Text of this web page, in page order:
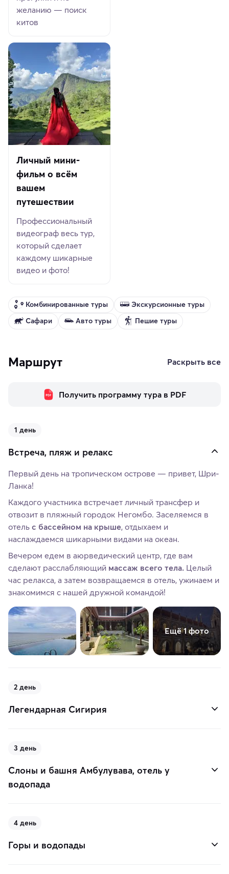
желанию — поиск
китов
Личный мини-
фильм о всём
вашем
путешествии
Профессиональный
видеограф весь тур,
который сделает
каждому шикарные
видео и фото!
Комбинированные туры
Экскурсионные туры
Сафари
Авто туры Пешие туры
Маршрут Раскрыть все
Получить программу тура в PDF
1 день
Встреча, пляж и релакс
Первый день на тропическом острове — привет, Шри-
Ланка!
Каждого участника встречает личный трансфер и
отвозит в пляжный городок Негомбо. Заселяемся в
отель с бассейном на крыше, отдыхаем и
наслаждаемся шикарными видами на океан.
Вечером едем в аюрведический центр, где вам
сделают расслабляющий массаж всего тела. Целый
час релакса, а затем возвращаемся в отель, ужинаем и
знакомимся с нашей дружной командой!
Ещё 1 фото
2 день
Легендарная Сигирия
3 день
Слоны и башня Амбулувава, отель у
водопада
4 день
Горы и водопады